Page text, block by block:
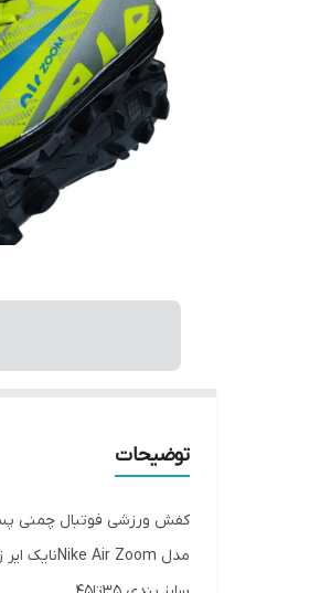
توضیحات
کفش ورزشی فوتبال چمنی
مدل Nike Air Zoomنایک ایر زوم